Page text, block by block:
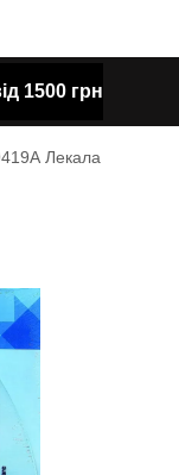
1500 грн
Лекала